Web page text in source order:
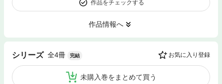
作品をチェックする
作品情報へ
シリーズ 全4冊 完結 お気に入り登録
未購入巻をまとめて買う